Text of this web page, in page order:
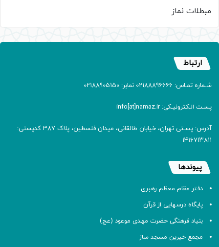
مبطلات نماز
ارتباط
شـماره تمـاس: 02188896666 نمابر: 02188905150
پسـت الـکترونیـکی: info[at]namaz.ir
آدرس: پسـتی تهران، خیابان طالقانی، میدان فلسطین، پلاک 387 کدپستی:
۱۴۱۶۷۱۳۸۱۱
پیوندها
دفتر مقام معظم رهبری
پایگاه درسهایی از قرآن
بنیاد فرهنگی حضرت مهدی موعود (عج)
مجمع خیرین مسجد ساز